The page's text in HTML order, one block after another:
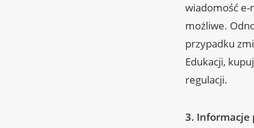
wiadomość e-
możliwe.
przypadku
Edukacji,
regulacji.
3. Informacje